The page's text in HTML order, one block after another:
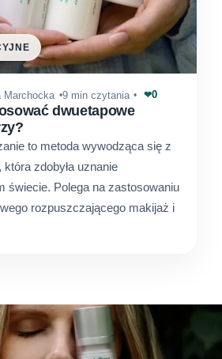
Marchocka 9 min czytania ❤0
dwuetapowe
to metoda wywodząca się z
zdobyła uznanie
świecie. Polega na zastosowaniu
rozpuszczającego makijaż i